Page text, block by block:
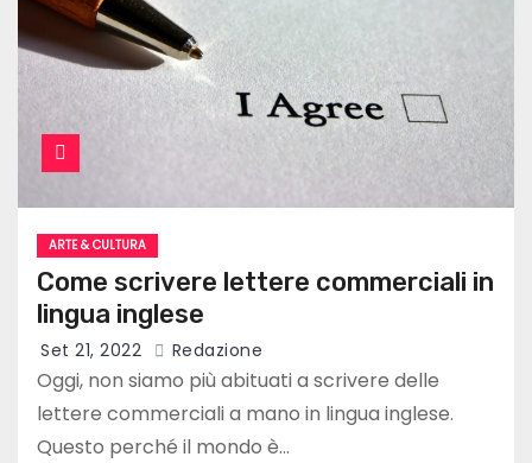
ARTE & CULTURA
Come scrivere lettere commerciali in
lingua inglese
Set 21, 2022 Redazione
Oggi, non siamo più abituati a scrivere delle
lettere commerciali a mano in lingua inglese.
Questo perché il mondo è…